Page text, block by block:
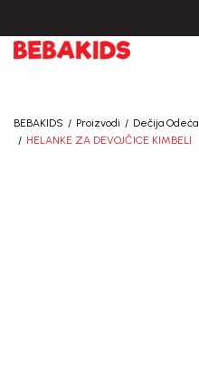
BEBAKIDS Proizvodi Dečija Odeća
HELANKE ZA DEVOJČICE KIMBELI